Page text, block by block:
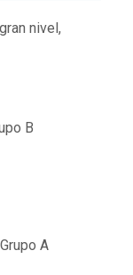
nivel,
B
A